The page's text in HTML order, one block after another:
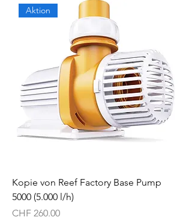
Aktion
Kopie von Reef Factory Base Pump
5000 (5.000 l/h)
Preis
CHF 260.00